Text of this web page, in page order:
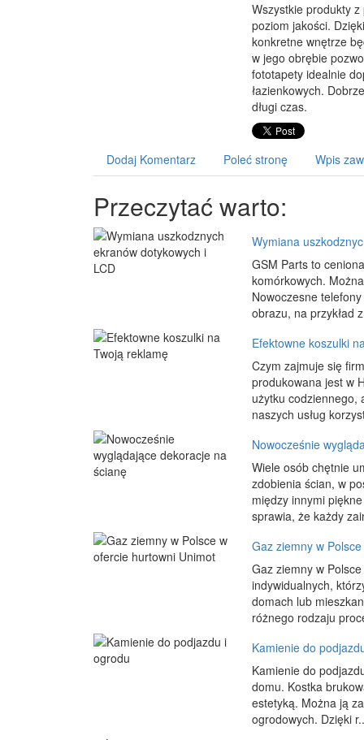
Wszystkie produkty
poziom jakości.
konkretne wnętrze
w jego obrębie
fototapety idealnie
łazienkowych.
długi czas.
Dodaj Komentarz Poleć stronę Wpis
Przeczytać warto:
Wymiana
GSM Parts to
komórkowych.
Nowoczesne
obrazu, na przykład
Efektowne koszulki
Czym zajmuje się
produkowana jest w
użytku codziennego,
naszych usług
Nowocześnie
Wiele osób chętnie
zdobienia ścian, w
między innymi
sprawia, że każdy
Gaz ziemny w
Gaz ziemny w
indywidualnych,
domach lub
różnego rodzaju
Kamienie do
Kamienie do
domu. Kostka
estetyką. Można ją
ogrodowych. Dzięki